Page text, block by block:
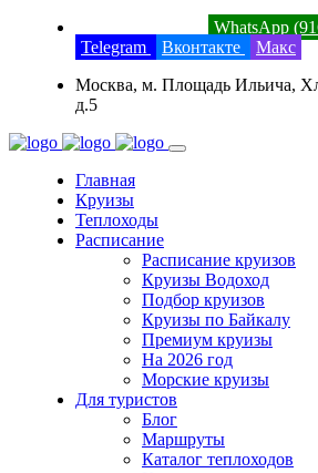
WhatsApp
Telegram
Вконтакте
Макс
Москва, м. Площадь Ильича,
д.5
Главная
Круизы
Теплоходы
Расписание
Расписание круизов
Круизы Водоход
Подбор круизов
Круизы по Байкалу
Премиум круизы
На 2026 год
Морские круизы
Для туристов
Блог
Маршруты
Каталог теплоходов